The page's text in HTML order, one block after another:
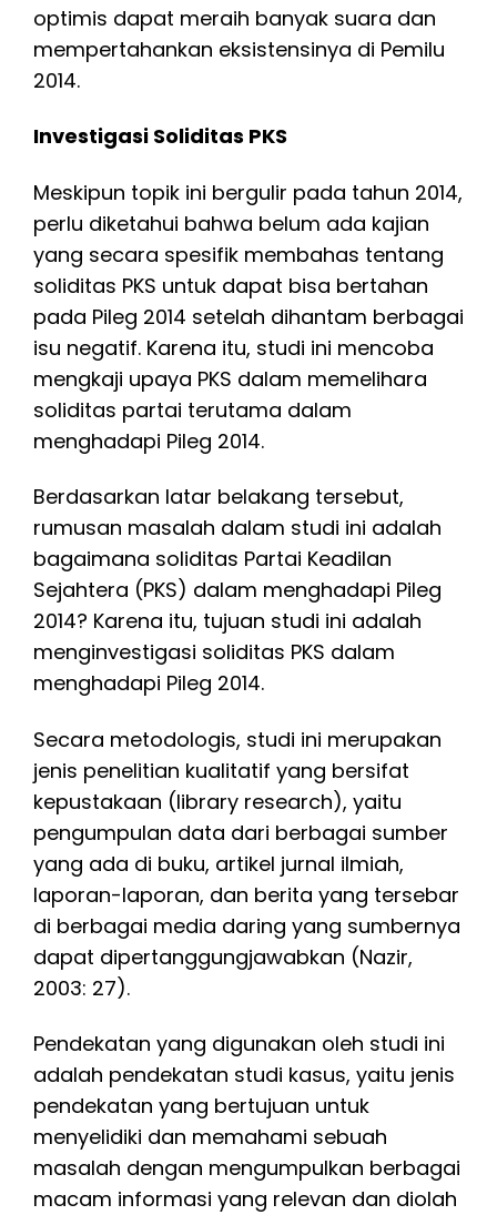
optimis dapat meraih banyak suara dan
mempertahankan eksistensinya di Pemilu
2014.
Investigasi Soliditas PKS
Meskipun topik ini bergulir pada tahun 2014,
perlu diketahui bahwa belum ada kajian
yang secara spesifik membahas tentang
soliditas PKS untuk dapat bisa bertahan
pada Pileg 2014 setelah dihantam berbagai
isu negatif. Karena itu, studi ini mencoba
mengkaji upaya PKS dalam memelihara
soliditas partai terutama dalam
menghadapi Pileg 2014.
Berdasarkan latar belakang tersebut,
rumusan masalah dalam studi ini adalah
bagaimana soliditas Partai Keadilan
Sejahtera (PKS) dalam menghadapi Pileg
2014? Karena itu, tujuan studi ini adalah
menginvestigasi soliditas PKS dalam
menghadapi Pileg 2014.
Secara metodologis, studi ini merupakan
jenis penelitian kualitatif yang bersifat
kepustakaan (library research), yaitu
pengumpulan data dari berbagai sumber
yang ada di buku, artikel jurnal ilmiah,
laporan-laporan, dan berita yang tersebar
di berbagai media daring yang sumbernya
dapat dipertanggungjawabkan (Nazir,
2003: 27).
Pendekatan yang digunakan oleh studi ini
adalah pendekatan studi kasus, yaitu jenis
pendekatan yang bertujuan untuk
menyelidiki dan memahami sebuah
masalah dengan mengumpulkan berbagai
macam informasi yang relevan dan diolah